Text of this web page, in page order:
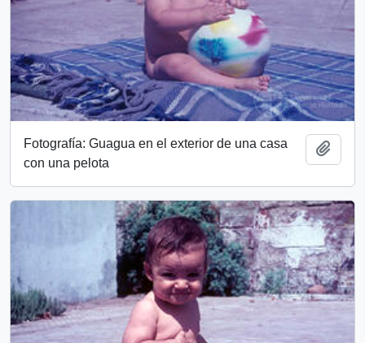
Fotografía: Guagua en el exterior de una casa
con una pelota